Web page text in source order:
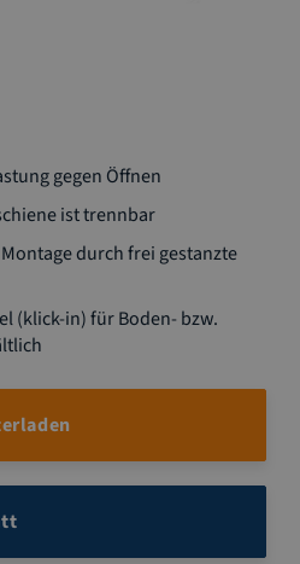
gegen Öffnen
ist trennbar
durch frei gestanzte
(klick-in) für Boden- bzw.